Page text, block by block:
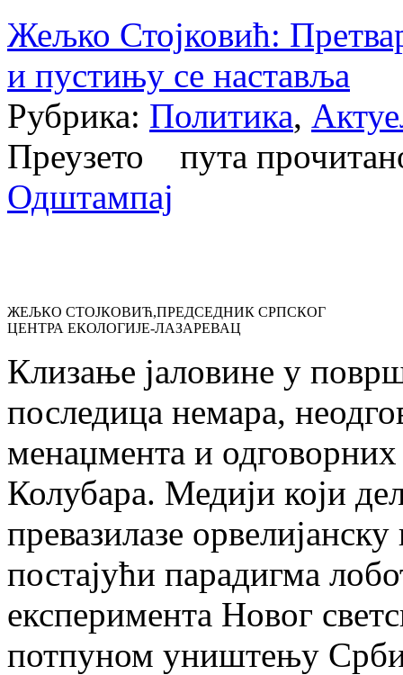
Жељко Стојковић:
и пустињу се наставља
Рубрика: Политика,
Преузето пута
Одштампај
ЖЕЉКО СТОЈКОВИЋ,ПРЕДСЕДНИК СРПСКОГ
ЦЕНТРА ЕКОЛОГИЈЕ-ЛАЗАРЕВАЦ
Клизање јаловине у
последица немара,
менаџмента и
Колубара. Медији који
превазилазе
постајући парадигма
експеримента Новог
потпуном уништењу